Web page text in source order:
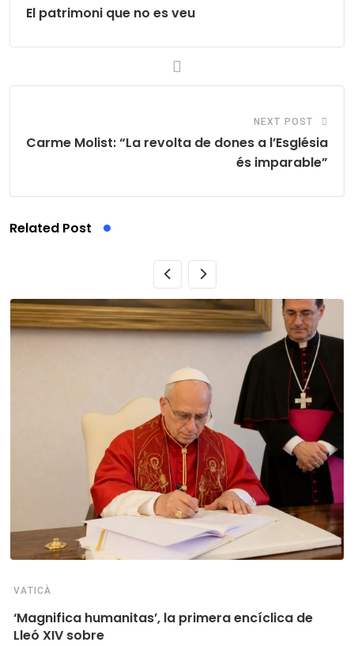
El patrimoni que no es veu
NEXT POST
Carme Molist: “La revolta de dones a l’Església
és imparable”
Related Post
VATICÀ
‘Magnifica humanitas’, la primera encíclica de
Lleó XIV sobre